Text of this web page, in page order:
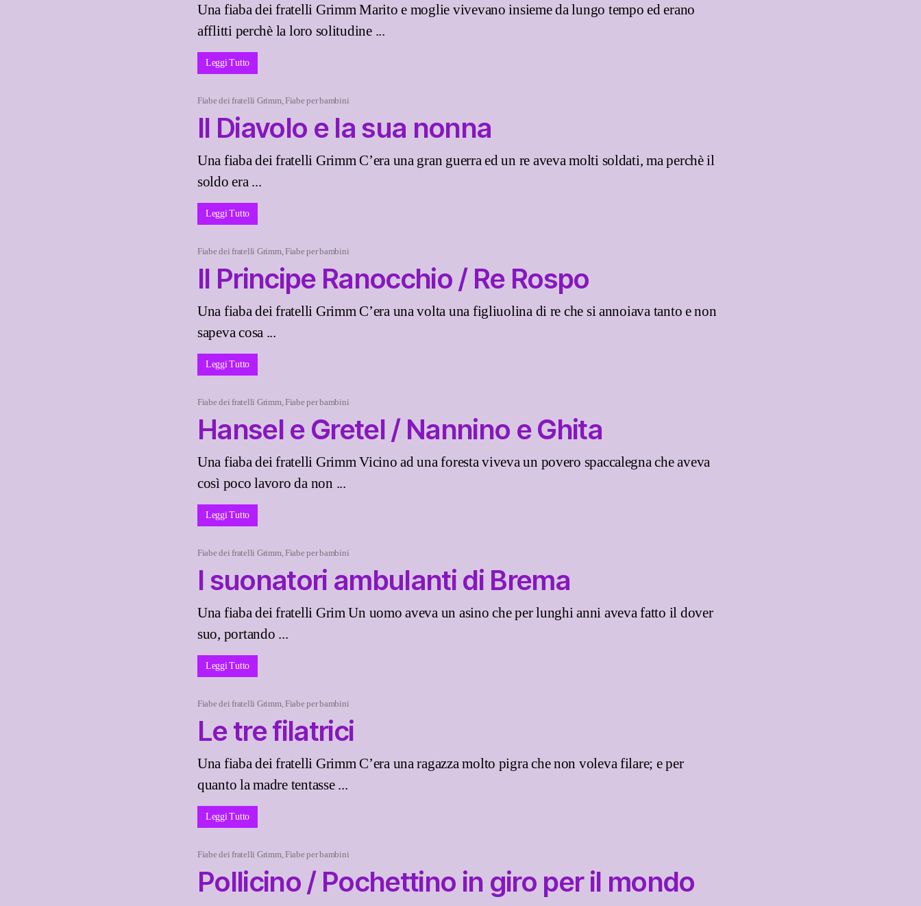
Una fiaba dei fratelli Grimm Marito e moglie vivevano insieme da lungo tempo ed erano
afflitti perchè la loro solitudine ...
Leggi Tutto
Fiabe dei fratelli Grimm,Fiabe per bambini
Il Diavolo e la sua nonna
Una fiaba dei fratelli Grimm C’era una gran guerra ed un re aveva molti soldati, ma perchè il
soldo era ...
Leggi Tutto
Fiabe dei fratelli Grimm,Fiabe per bambini
Il Principe Ranocchio / Re Rospo
Una fiaba dei fratelli Grimm C’era una volta una figliuolina di re che si annoiava tanto e non
sapeva cosa ...
Leggi Tutto
Fiabe dei fratelli Grimm,Fiabe per bambini
Hansel e Gretel / Nannino e Ghita
Una fiaba dei fratelli Grimm Vicino ad una foresta viveva un povero spaccalegna che aveva
così poco lavoro da non ...
Leggi Tutto
Fiabe dei fratelli Grimm,Fiabe per bambini
I suonatori ambulanti di Brema
Una fiaba dei fratelli Grim Un uomo aveva un asino che per lunghi anni aveva fatto il dover
suo, portando ...
Leggi Tutto
Fiabe dei fratelli Grimm,Fiabe per bambini
Le tre filatrici
Una fiaba dei fratelli Grimm C’era una ragazza molto pigra che non voleva filare; e per
quanto la madre tentasse ...
Leggi Tutto
Fiabe dei fratelli Grimm,Fiabe per bambini
Pollicino / Pochettino in giro per il mondo